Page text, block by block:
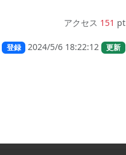
アクセス 151 pt
登録 2024/5/6 18:22:12 更新